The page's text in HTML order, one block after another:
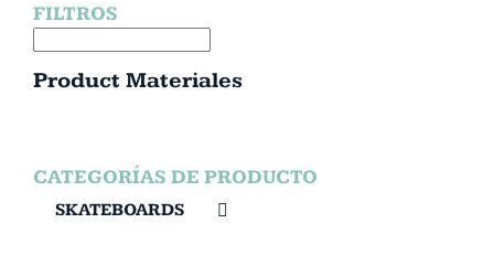
FILTROS
Product Materiales
CATEGORÍAS DE PRODUCTO
SKATEBOARDS